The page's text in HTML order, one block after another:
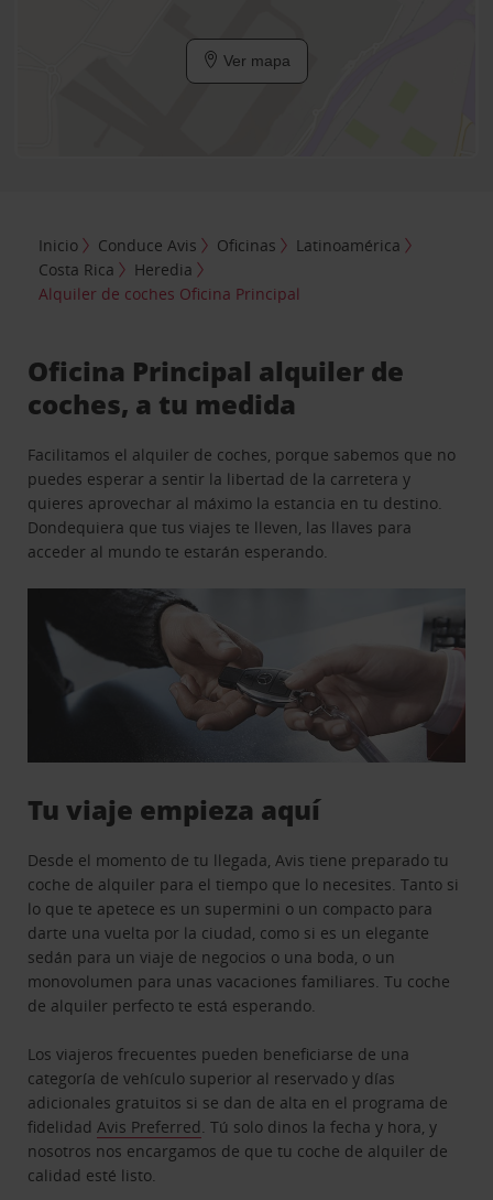
Ver mapa
Inicio Conduce Avis Oficinas
Latinoamérica
Costa Rica
Heredia
Alquiler de coches Oficina Principal
Oficina Principal alquiler de
coches, a tu medida
Facilitamos el alquiler de coches, porque sabemos que no
puedes esperar a sentir la libertad de la carretera y
quieres aprovechar al máximo la estancia en tu destino.
Dondequiera que tus viajes te lleven, las llaves para
acceder al mundo te estarán esperando.
Tu viaje empieza aquí
Desde el momento de tu llegada, Avis tiene preparado tu
coche de alquiler para el tiempo que lo necesites. Tanto si
lo que te apetece es un supermini o un compacto para
darte una vuelta por la ciudad, como si es un elegante
sedán para un viaje de negocios o una boda, o un
monovolumen para unas vacaciones familiares. Tu coche
de alquiler perfecto te está esperando.
Los viajeros frecuentes pueden beneficiarse de una
categoría de vehículo superior al reservado y días
adicionales gratuitos si se dan de alta en el programa de
fidelidadAvis Preferred. Tú solo dinos la fecha y hora, y
nosotros nos encargamos de que tu coche de alquiler de
calidad esté listo.